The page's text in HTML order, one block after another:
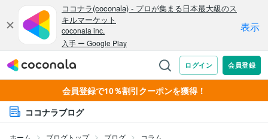
会員登録で10％割引クーポンを獲得！
ココナラブログ
ホーム ブログトップ ブログ コラム